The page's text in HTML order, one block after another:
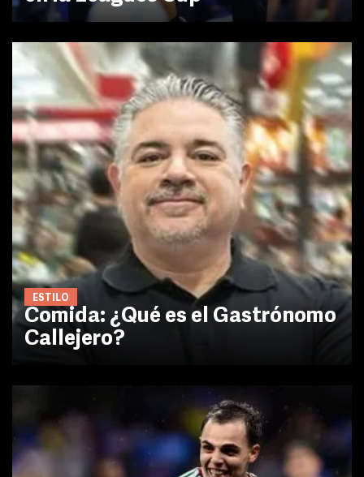
ESTILO
Comida: ¿Qué es el Gastrónomo
Callejero?